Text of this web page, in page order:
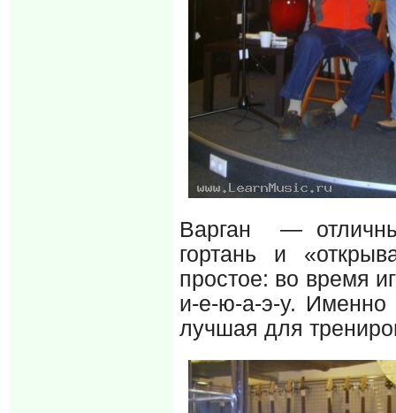
Варган —
гортань и
простое: во время
и-е-ю-а-э-у. Именно
лучшая для